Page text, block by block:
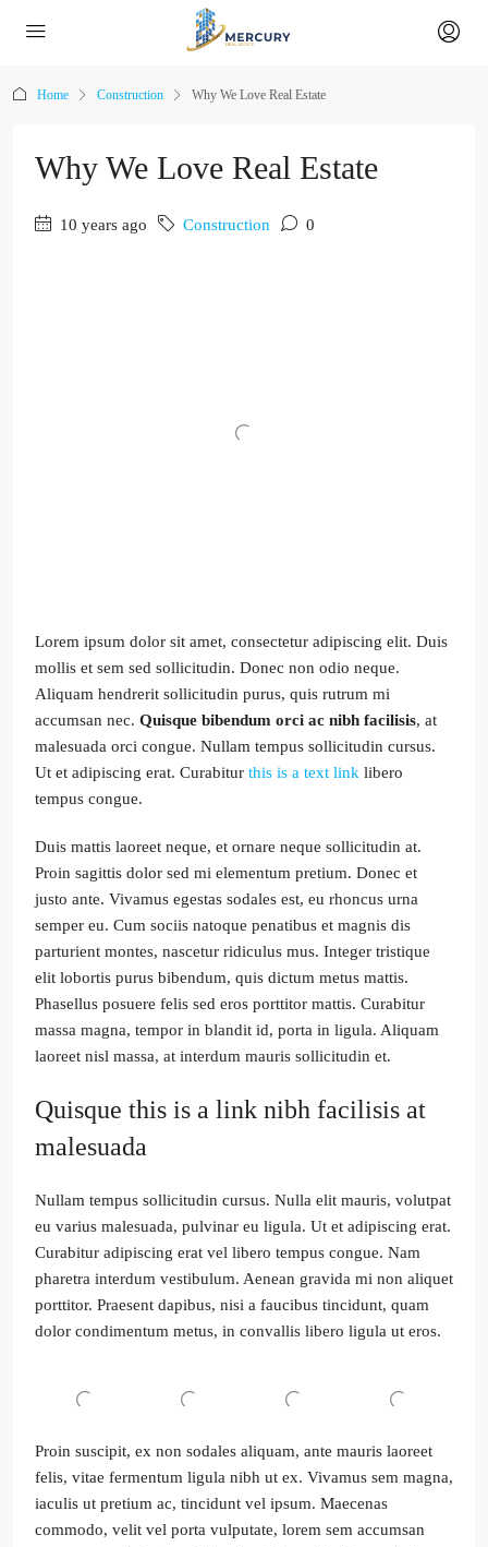
Home Construction Why We Love Real Estate
Why We Love Real Estate
10 years ago Construction 0
Lorem ipsum dolor sit amet, consectetur adipiscing elit. Duis
mollis et sem sed sollicitudin. Donec non odio neque.
Aliquam hendrerit sollicitudin purus, quis rutrum mi
accumsan nec. Quisque bibendum orci ac nibh facilisis, at
malesuada orci congue. Nullam tempus sollicitudin cursus.
Ut et adipiscing erat. Curabitur this is a text link libero
tempus congue.
Duis mattis laoreet neque, et ornare neque sollicitudin at.
Proin sagittis dolor sed mi elementum pretium. Donec et
justo ante. Vivamus egestas sodales est, eu rhoncus urna
semper eu. Cum sociis natoque penatibus et magnis dis
parturient montes, nascetur ridiculus mus. Integer tristique
elit lobortis purus bibendum, quis dictum metus mattis.
Phasellus posuere felis sed eros porttitor mattis. Curabitur
massa magna, tempor in blandit id, porta in ligula. Aliquam
laoreet nisl massa, at interdum mauris sollicitudin et.
Quisque this is a link nibh facilisis at
malesuada
Nullam tempus sollicitudin cursus. Nulla elit mauris, volutpat
eu varius malesuada, pulvinar eu ligula. Ut et adipiscing erat.
Curabitur adipiscing erat vel libero tempus congue. Nam
pharetra interdum vestibulum. Aenean gravida mi non aliquet
porttitor. Praesent dapibus, nisi a faucibus tincidunt, quam
dolor condimentum metus, in convallis libero ligula ut eros.
Proin suscipit, ex non sodales aliquam, ante mauris laoreet
felis, vitae fermentum ligula nibh ut ex. Vivamus sem magna,
iaculis ut pretium ac, tincidunt vel ipsum. Maecenas
commodo, velit vel porta vulputate, lorem sem accumsan